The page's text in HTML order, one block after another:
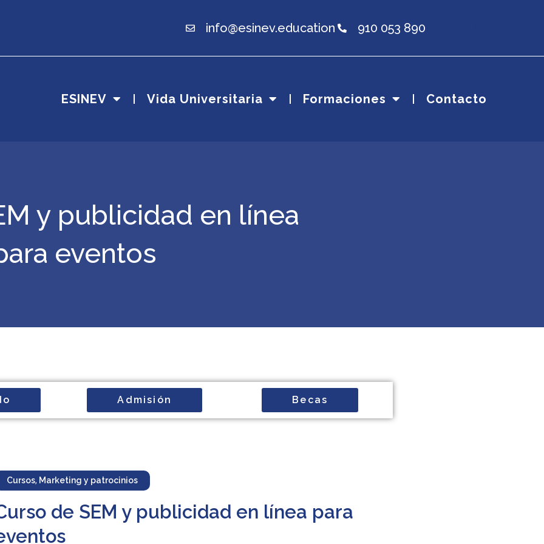
info@esinev.education 910 053 890
ESINEV Vida Universitaria Formaciones Contacto
y publicidad en línea
eventos
Admisión Becas
Cursos, Marketing y patrocinios
de SEM y publicidad en línea para